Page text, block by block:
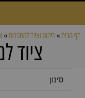
דף הבית» ריהוט וציוד למספרות»
ציוד
סינון